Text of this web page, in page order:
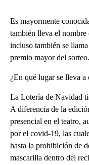
Es mayormente
también lleva el
incluso también se
premio mayor del sorteo.
¿En qué lugar se lleva
La Lotería de Navidad
A diferencia de la
presencial en el teatro,
por el covid-19, las
hasta la prohibición de
mascarilla dentro del